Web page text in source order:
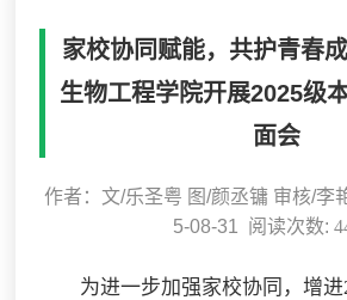
家校协同赋能，共护青春
生物工程学院开展2025级
面会
作者：文/乐圣粤 图/颜丞镛 审核/李
5-08-31 阅读次数:
为进一步加强家校协同，增